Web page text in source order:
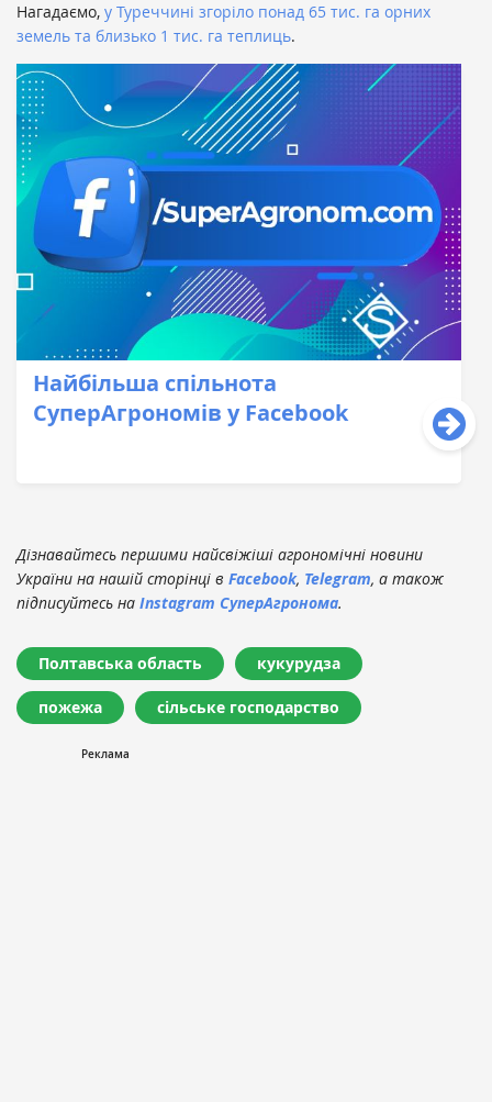
Нагадаємо, у Туреччині згоріло понад 65 тис. га орних
земель та близько 1 тис. га теплиць.
Найбільша спільнота
СуперАгрономів у Facebook
Дізнавайтесь першими найсвіжіші агрономічні новини
України на нашій сторінці в Facebook, Telegram, а також
підписуйтесь на Instagram СуперАгронома.
Полтавська область кукурудза
пожежа сільське господарство